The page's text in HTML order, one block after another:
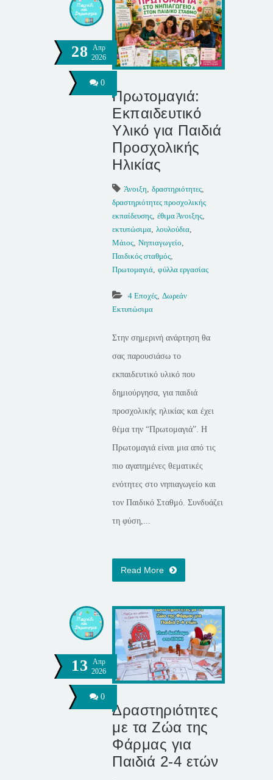
28 Απρ
2026
0
Πρωτομαγιά:
Εκπαιδευτικό
Υλικό για Παιδιά
Προσχολικής
Ηλικίας
Άνοιξη, δραστηριότητες,
δραστηριότητες προσχολικής
εκπαίδευσης, έθιμα Άνοιξης,
εκτυπώσιμα, λουλούδια,
Μάιος, Νηπιαγωγείο,
Παιδικός σταθμός,
Πρωτομαγιά, φύλλα εργασίας
4 Εποχές, Δωρεάν
Εκτυπώσιμα
Στην σημερινή ανάρτηση θα
σας παρουσιάσω το
εκπαιδευτικό υλικό που
δημιούργησα, για παιδιά
προσχολικής ηλικίας και έχει
θέμα την “Πρωτομαγιά”. Η
Πρωτομαγιά είναι μια από τις
πιο αγαπημένες θεματικές
ενότητες στο νηπιαγωγείο και
τον Παιδικό Σταθμό. Συνδυάζει
τη φύση,...
Read More
13
Απρ
2026
0
Δραστηριότητες
με τα Ζώα της
Φάρμας για
Παιδιά 2-4 ετών